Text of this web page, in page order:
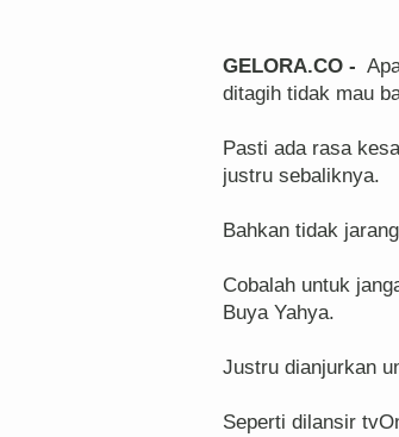
GELORA.CO -
ditagih tidak mau
Pasti ada rasa
justru sebaliknya.
Bahkan tidak
Cobalah untuk
Buya Yahya.
Justru dianjurkan
Seperti dilansir